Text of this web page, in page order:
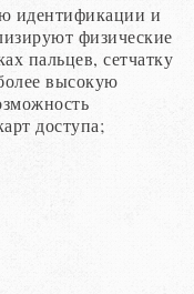
идентификации и
физические
пальцев, сетчатку
высокую
доступа;